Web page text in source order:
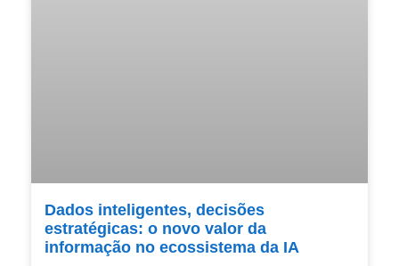
Dados inteligentes, decisões
estratégicas: o novo valor da
informação no ecossistema da IA